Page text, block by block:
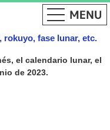
rokuyo, fase lunar, etc.
el calendario lunar, el
de 2023.